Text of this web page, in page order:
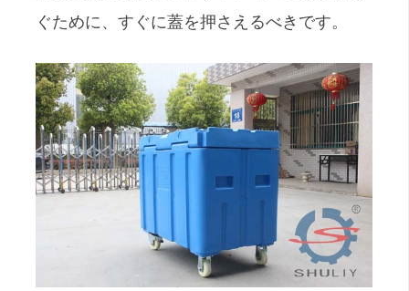
ぐために、すぐに蓋を押さえるべきです。